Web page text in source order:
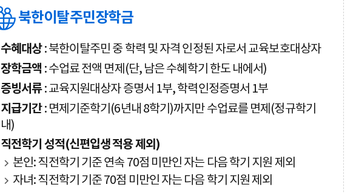
북한이탈주민장학금
수혜대상: 북한이탈주민 중 학력 및 자격 인정된 자로서 교육보호대상자
장학금액 : 수업료 전액 면제(단, 남은 수혜학기 한도 내에서)
증빙서류: 교육지원대상자 증명서 1부, 학력인정증명서 1부
지급기간: 면제기준학기(6년내 8학기)까지만 수업료를 면제(정규학기
내)
직전학기 성적(신편입생 적용 제외)
본인: 직전학기 기준 연속 70점 미만인 자는 다음 학기 지원 제외
자녀: 직전학기 기준 70점 미만인 자는 다음 학기 지원 제외